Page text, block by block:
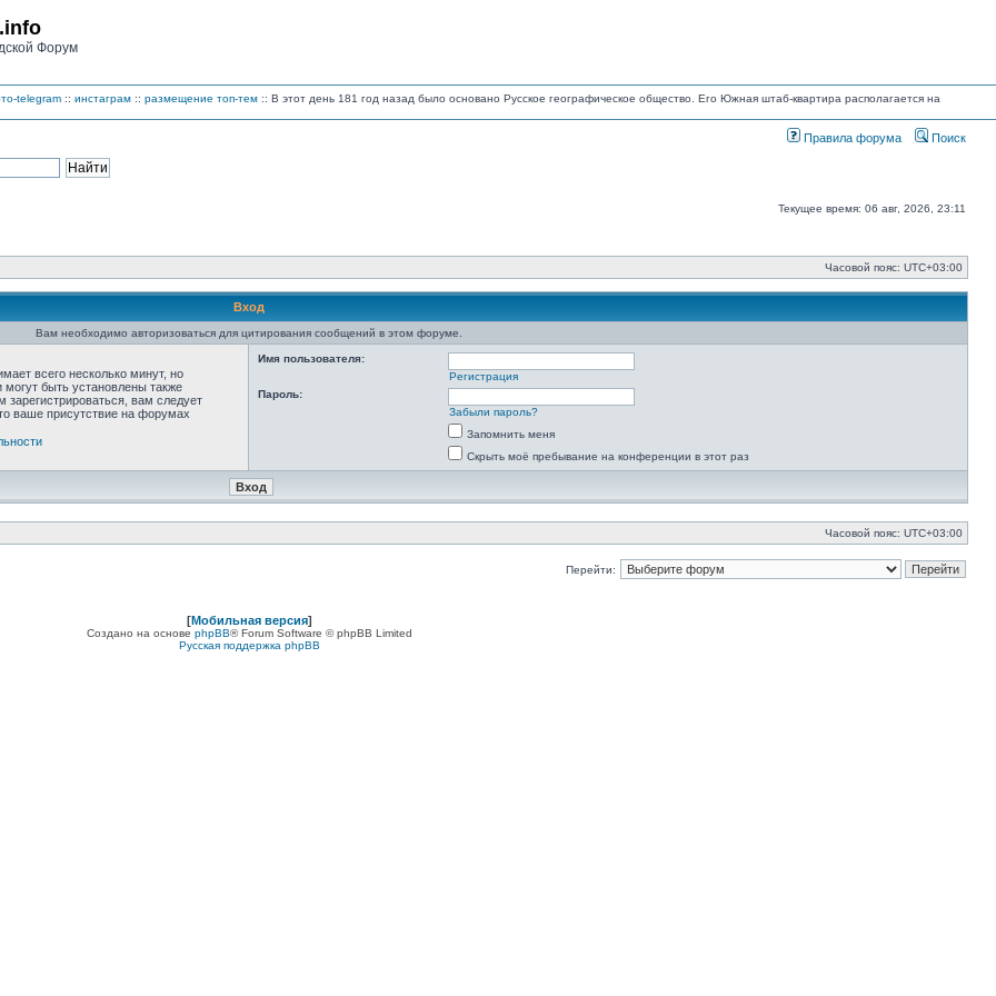
Форум
telegram :: инстаграм :: размещение топ-тем :: В этот день 181 год назад было основано Русское географическое общество. Его Южная штаб-квартира располагается на
Правила форума Поиск
Текущее время: 06 авг, 2026, 23:11
Часовой пояс: UTC+03:00
Вход
Вам необходимо авторизоваться для цитирования сообщений в этом форуме.
всего несколько минут, но
быть установлены также
зарегистрироваться, вам следует
ваше присутствие на форумах
Имя пользователя:
Регистрация
Пароль:
Забыли пароль?
Запомнить меня
Скрыть моё пребывание на конференции в этот раз
Часовой пояс: UTC+03:00
Перейти:
[Мобильная версия]
Создано на основе phpBB® Forum Software © phpBB Limited
Русская поддержка phpBB